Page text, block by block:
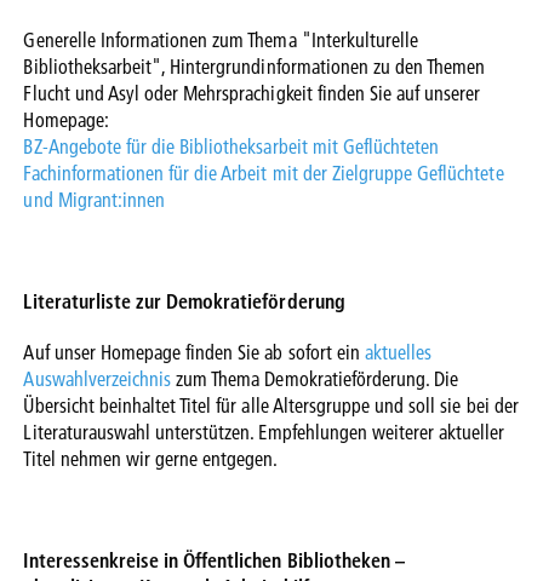
Generelle Informationen zum Thema "Interkulturelle
Bibliotheksarbeit", Hintergrundinformationen zu den Themen
Flucht und Asyl oder Mehrsprachigkeit finden Sie auf unserer
Homepage:
BZ-Angebote für die Bibliotheksarbeit mit Geflüchteten
Fachinformationen für die Arbeit mit der Zielgruppe Geflüchtete
und Migrant:innen
Literaturliste zur Demokratieförderung
Auf unser Homepage finden Sie ab sofort ein aktuelles
Auswahlverzeichniszum Thema Demokratieförderung. Die
Übersicht beinhaltet Titel für alle Altersgruppe und soll sie bei der
Literaturauswahl unterstützen. Empfehlungen weiterer aktueller
Titel nehmen wir gerne entgegen.
Interessenkreise in Öffentlichen Bibliotheken –